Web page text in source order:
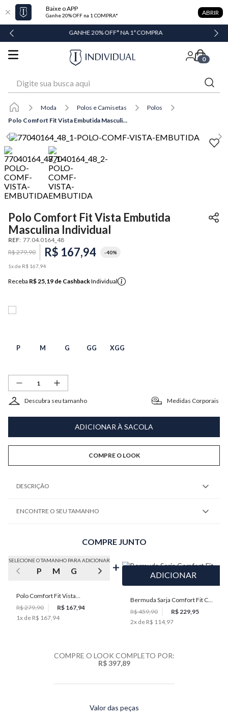
Baixe o APP
Ganhe 20% OFF na 1 COMPRA* ABRIR
GANHE 20% OFF* NA 1ª COMPRA
0
Moda Polos e Camisetas
Polos
Polo Comfort Fit Vista Embutida Masculina Individual
Polo Comfort Fit Vista Embutida
Masculina Individual
REF: 77.04.0164_48
R$279,90 R$ 167,94 -40%
1x de R$ 167 94
Receba R$ 25,19 de CashbackIndividual
P M G GG XGG
Descubra seu tamanho Medidas Corporais
ADICIONAR À SACOLA
COMPRE O LOOK
DESCRIÇÃO
ENCONTRE O SEU TAMANHO
COMPRE JUNTO
SELECIONE O TAMANHO PARA ADICIONAR
P M G GG XGG
Polo Comfort Fit Vista
Embutida Masculina Individual
R$ 279,90
R$ 167,94
1x de R$ 167,94
ADICIONAR
Bermuda Sarja Comfort Fit Cós
de Elástico Masculina
Individual
R$ 459,90
R$ 229,95
2x de R$ 114,97
COMPRE O LOOK COMPLETO POR:
R$ 397,89
Valor das peças